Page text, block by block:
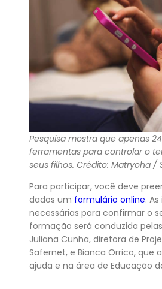
Pesquisa mostra que apenas
ferramentas para controlar o
seus filhos. Crédito: Matryoha /
Para participar, você deve
dados um formulário online.
necessárias para confirmar o
formação será conduzida
Juliana Cunha, diretora de
Safernet, e Bianca Orrico, que
ajuda e na área de Educação